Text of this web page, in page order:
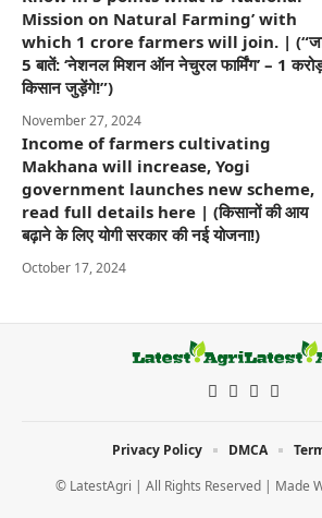
Mission on Natural Farming’ with
which 1 crore farmers will join. |
5 बातें: ‘नेशनल मिशन ऑन नेचुरल फार्मिंग’ – 1
किसान जुड़ेंगे!”)
November 27, 2024
Income of farmers cultivating
Makhana will increase, Yogi
government launches new scheme,
read full details here | (किसानों की आय
बढ़ाने के लिए योगी सरकार की नई योजना!)
October 17, 2024
© LatestAgri | All Rights Reserved | Made
Privacy Policy DMCA